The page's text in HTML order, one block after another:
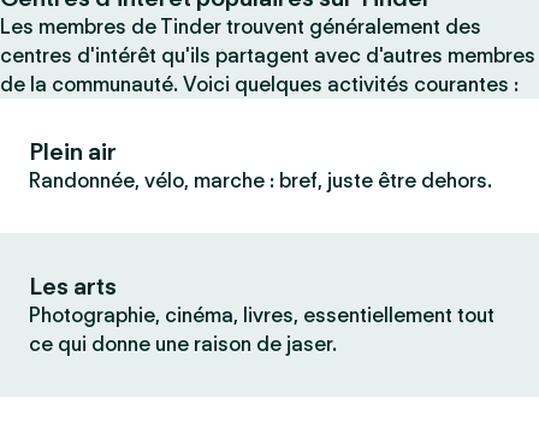
Les membres de Tinder trouvent généralement des
centres d'intérêt qu'ils partagent avec d'autres membres
de la communauté. Voici quelques activités courantes :
Plein air
Randonnée, vélo, marche : bref, juste être dehors.
Les arts
Photographie, cinéma, livres, essentiellement tout
ce qui donne une raison de jaser.